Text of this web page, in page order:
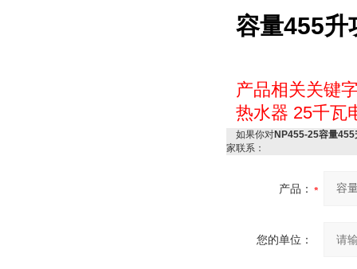
容量455升
产品相关关键
热水器 25千瓦
如果你对NP455-25容量
家联系：
产品：
您的单位：